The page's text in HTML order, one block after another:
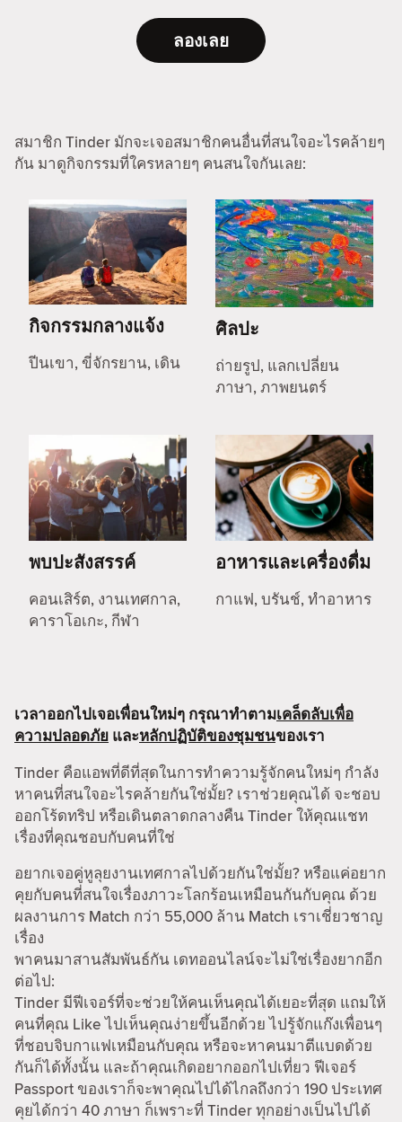
ลองเลย
สมาชิก Tinder มักจะเจอสมาชิกคนอื่นที่สนใจอะไรคล้ายๆ
กัน มาดูกิจกรรมที่ใครหลายๆ คนสนใจกันเลย:
กิจกรรมกลางแจ้ง
ปีนเขา, ขี่จักรยาน, เดิน
ศิลปะ
ถ่ายรูป, แลกเปลี่ยน
ภาษา, ภาพยนตร์
พบปะสังสรรค์
คอนเสิร์ต, งานเทศกาล,
คาราโอเกะ, กีฬา
อาหารและเครื่องดื่ม
กาแฟ, บรันช์, ทำอาหาร
เวลาออกไปเจอเพื่อนใหม่ๆ กรุณาทำตามเคล็ดลับเพื่อ
ความปลอดภัย และหลักปฏิบัติของชุมชนของเรา
Tinder คือแอพที่ดีที่สุดในการทำความรู้จักคนใหม่ๆ กำลัง
หาคนที่สนใจอะไรคล้ายกันใช่มั้ย? เราช่วยคุณได้ จะชอบ
ออกโร้ดทริป หรือเดินตลาดกลางคืน Tinder ให้คุณแชท
เรื่องที่คุณชอบกับคนที่ใช่
อยากเจอคู่หูลุยงานเทศกาลไปด้วยกันใช่มั้ย? หรือแค่อยาก
คุยกับคนที่สนใจเรื่องภาวะโลกร้อนเหมือนกันกับคุณ ด้วย
ผลงานการ Match กว่า 55,000 ล้าน Match เราเชี่ยวชาญ
เรื่อง
พาคนมาสานสัมพันธ์กัน เดทออนไลน์จะไม่ใช่เรื่องยากอีก
ต่อไป:
Tinder มีฟีเจอร์ที่จะช่วยให้คนเห็นคุณได้เยอะที่สุด แถมให้
คนที่คุณ Like ไปเห็นคุณง่ายขึ้นอีกด้วย ไปรู้จักแก๊งเพื่อนๆ
ที่ชอบจิบกาแฟเหมือนกับคุณ หรือจะหาคนมาตีแบดด้วย
กันก็ได้ทั้งนั้น และถ้าคุณเกิดอยากออกไปเที่ยว ฟีเจอร์
Passport ของเราก็จะพาคุณไปได้ไกลถึงกว่า 190 ประเทศ
คุยได้กว่า 40 ภาษา ก็เพราะที่ Tinder ทุกอย่างเป็นไปได้